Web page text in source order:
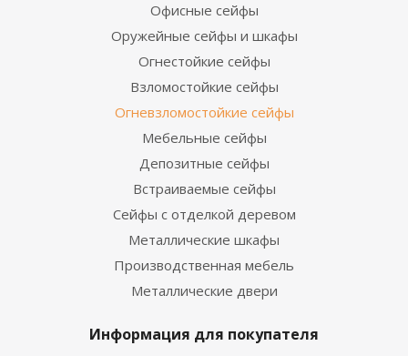
Офисные сейфы
Оружейные сейфы и шкафы
Огнестойкие сейфы
Взломостойкие сейфы
Огневзломостойкие сейфы
Мебельные сейфы
Депозитные сейфы
Встраиваемые сейфы
Сейфы с отделкой деревом
Металлические шкафы
Производственная мебель
Металлические двери
Информация для покупателя